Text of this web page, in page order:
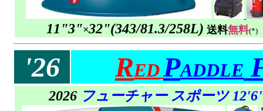
11"3"×32"(343/81.3/258L) 送料無料(*)
'26 REDPADDLE
2026 フューチャー スポーツ